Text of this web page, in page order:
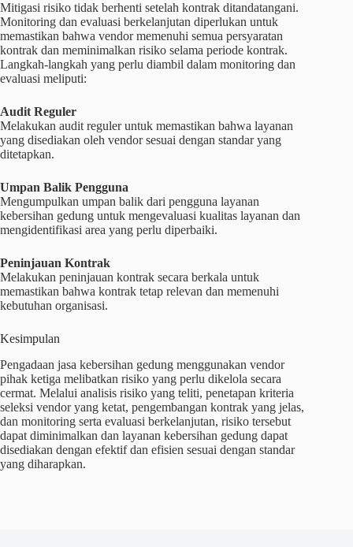
Mitigasi risiko tidak berhenti setelah kontrak ditandatangani.
Monitoring dan evaluasi berkelanjutan diperlukan untuk
memastikan bahwa vendor memenuhi semua persyaratan
kontrak dan meminimalkan risiko selama periode kontrak.
Langkah-langkah yang perlu diambil dalam monitoring dan
evaluasi meliputi:
Audit Reguler
Melakukan audit reguler untuk memastikan bahwa layanan
yang disediakan oleh vendor sesuai dengan standar yang
ditetapkan.
Umpan Balik Pengguna
Mengumpulkan umpan balik dari pengguna layanan
kebersihan gedung untuk mengevaluasi kualitas layanan dan
mengidentifikasi area yang perlu diperbaiki.
Peninjauan Kontrak
Melakukan peninjauan kontrak secara berkala untuk
memastikan bahwa kontrak tetap relevan dan memenuhi
kebutuhan organisasi.
Kesimpulan
Pengadaan jasa kebersihan gedung menggunakan vendor
pihak ketiga melibatkan risiko yang perlu dikelola secara
cermat. Melalui analisis risiko yang teliti, penetapan kriteria
seleksi vendor yang ketat, pengembangan kontrak yang jelas,
dan monitoring serta evaluasi berkelanjutan, risiko tersebut
dapat diminimalkan dan layanan kebersihan gedung dapat
disediakan dengan efektif dan efisien sesuai dengan standar
yang diharapkan.